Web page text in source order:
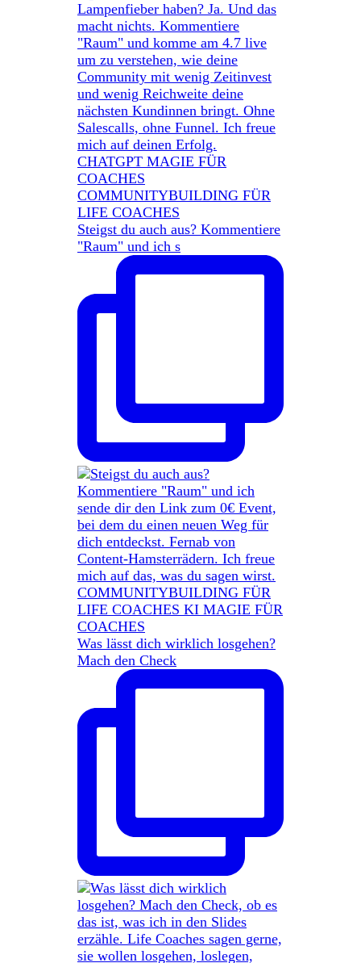
Steigst du auch aus? Kommentiere
"Raum" und ich s
Was lässt dich wirklich losgehen?
Mach den Check